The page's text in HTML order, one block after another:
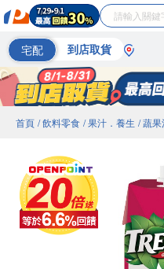
宅配 到店取貨
首頁 / 飲料零食 / 果汁．養生 / 蔬果